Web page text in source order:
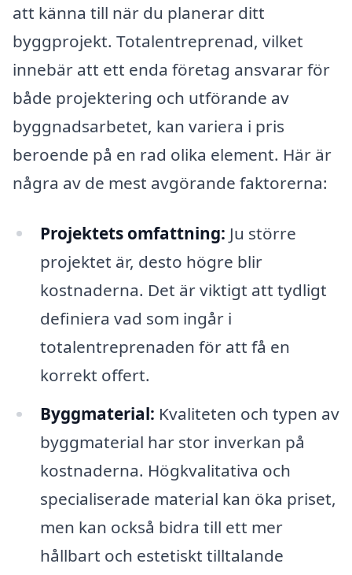
att känna till när du planerar ditt
byggprojekt. Totalentreprenad, vilket
innebär att ett enda företag ansvarar för
både projektering och utförande av
byggnadsarbetet, kan variera i pris
beroende på en rad olika element. Här är
några av de mest avgörande faktorerna:
Projektets omfattning: Ju större
projektet är, desto högre blir
kostnaderna. Det är viktigt att tydligt
definiera vad som ingår i
totalentreprenaden för att få en
korrekt offert.
Byggmaterial: Kvaliteten och typen av
byggmaterial har stor inverkan på
kostnaderna. Högkvalitativa och
specialiserade material kan öka priset,
men kan också bidra till ett mer
hållbart och estetiskt tilltalande